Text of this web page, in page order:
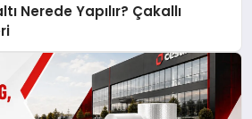
Nerede Yapılır? Çakallı